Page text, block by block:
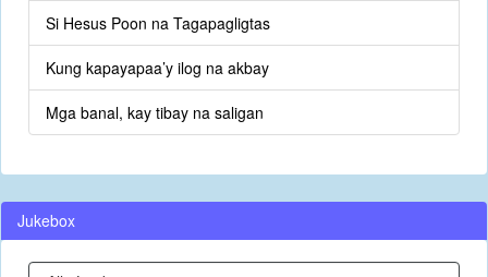
Si Hesus Poon na Tagapagligtas
Kung kapayapaa’y ilog na akbay
Mga banal, kay tibay na saligan
Jukebox